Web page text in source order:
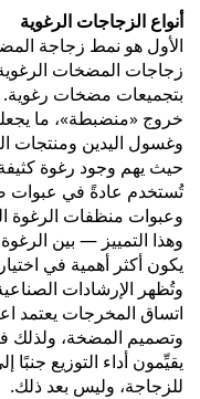
أنواع الزجاجات الرغوية
الأول هو نمط زجاجة
زجاجات المضخات
بتجميعات مضخات رغوية.
خروج «منضبطة»، ما
وغسول اليدين ومنتجات
حيث يهم وجود رغوة
تُستخدم عادةً في عبوات
وعبوات منظفات الرغوة
وهذا التمييز — بين
يكون أكثر أهمية في
وتُظهر الإرشادات
اتساق المخرجات يعتمد
وتصميم المضخة، ولذلك
يقيِّمون أداء التوزيع
للزجاجة، وليس بعد ذلك.